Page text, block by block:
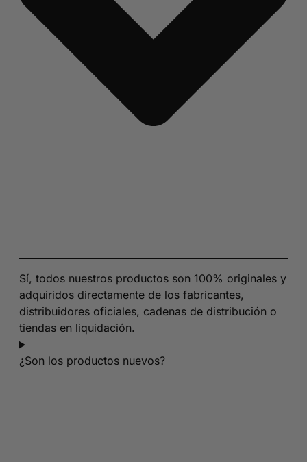
Sí, todos nuestros productos son 100% originales y
adquiridos directamente de los fabricantes,
distribuidores oficiales, cadenas de distribución o
tiendas en liquidación.
¿Son los productos nuevos?